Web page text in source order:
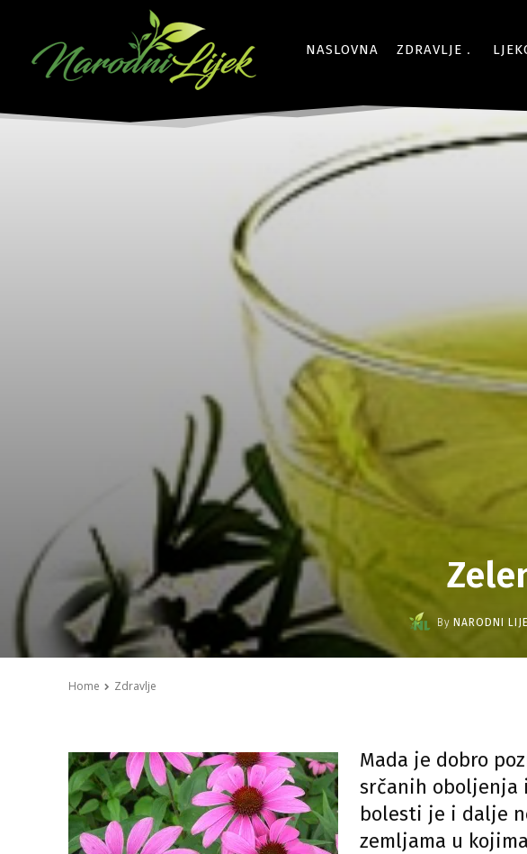
NASLOVNA ZDRAVLJE
By NARODNI
Home Zdravlje
Mada je dobro
srčanih oboljenja
bolesti je i dalje
zemljama u